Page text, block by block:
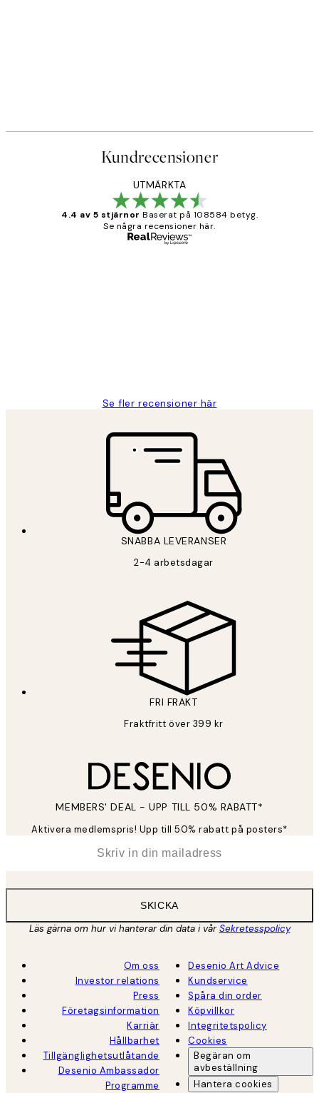
Kundrecensioner
UTMÄRKTA
4.4 av 5 stjärnor Baserat på 108584 betyg.
Se några recensioner här.
Se fler recensioner här
SNABBA LEVERANSER
2-4 arbetsdagar
FRI FRAKT
Fraktfritt över 399 kr
MEMBERS' DEAL - UPP TILL 50% RABATT*
Aktivera medlemspris! Upp till 50% rabatt på posters*
SKICKA
Läs gärna om hur vi hanterar din data i vårSekretesspolicy
Om oss
Investor relations
Press
Företagsinformation
Karriär
Hållbarhet
Tillgänglighetsutlåtande
Desenio Ambassador
Programme
Desenio Art Advice
Kundservice
Spåra din order
Köpvillkor
Integritetspolicy
Cookies
Begäran om
avbeställning
Hantera cookies